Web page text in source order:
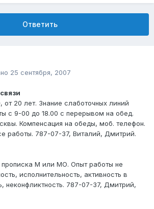
Ответить
25 сентября, 2007
20 лет. Знание слаботочных линий
с 9-00 до 18.00 с перерывом на обед.
Компенсация на обеды, моб. телефон.
работы. 787-07-37, Виталий, Дмитрий.
М или МО. Опыт работы не
исполнительность, активность в
неконфликтность. 787-07-37, Дмитрий,